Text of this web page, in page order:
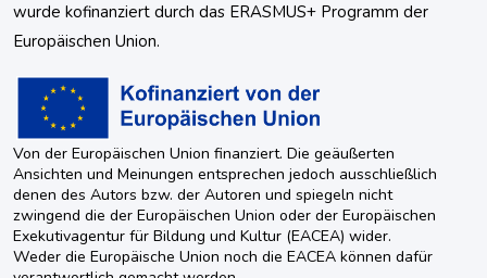
wurde kofinanziert durch das ERASMUS+ Programm der
Europäischen Union.
Von der Europäischen Union finanziert. Die geäußerten
Ansichten und Meinungen entsprechen jedoch ausschließlich
denen des Autors bzw. der Autoren und spiegeln nicht
zwingend die der Europäischen Union oder der Europäischen
Exekutivagentur für Bildung und Kultur (EACEA) wider.
Weder die Europäische Union noch die EACEA können dafür